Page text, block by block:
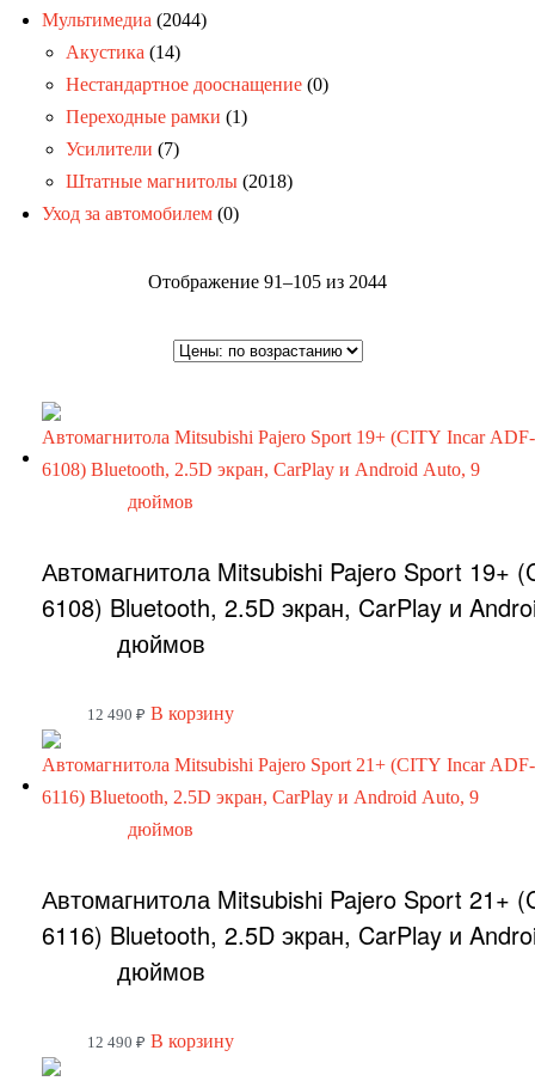
Мультимедиа (2044)
Акустика (14)
Нестандартное дооснащение (0)
Переходные рамки (1)
Усилители (7)
Штатные магнитолы (2018)
Уход за автомобилем (0)
Отображение 91–105 из 2044Цены:
Автомагнитола Mitsubishi Pajero Sport 19+
6108) Bluetooth, 2.5D экран, CarPlay и
дюймов
12 490 ₽ В корзину
Автомагнитола Mitsubishi Pajero Sport 21+
6116) Bluetooth, 2.5D экран, CarPlay и
дюймов
12 490 ₽ В корзину